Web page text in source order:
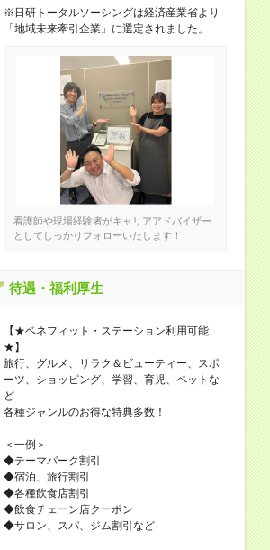
※日研トータルソーシングは経済産業省より
「地域未来牽引企業」に選定されました。
看護師や現場経験者がキャリアアドバイザー
としてしっかりフォローいたします！
待遇・福利厚生
【★ベネフィット・ステーション利用可能
★】
旅行、グルメ、リラク＆ビューティー、スポ
ーツ、ショッピング、学習、育児、ペットな
ど
各種ジャンルのお得な特典多数！
＜一例＞
◆テーマパーク割引
◆宿泊、旅行割引
◆各種飲食店割引
◆飲食チェーン店クーポン
◆サロン、スパ、ジム割引など